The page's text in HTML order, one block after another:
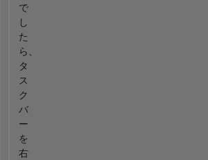
で
し
た
ら、
タ
ス
ク
バ
ー
を
右